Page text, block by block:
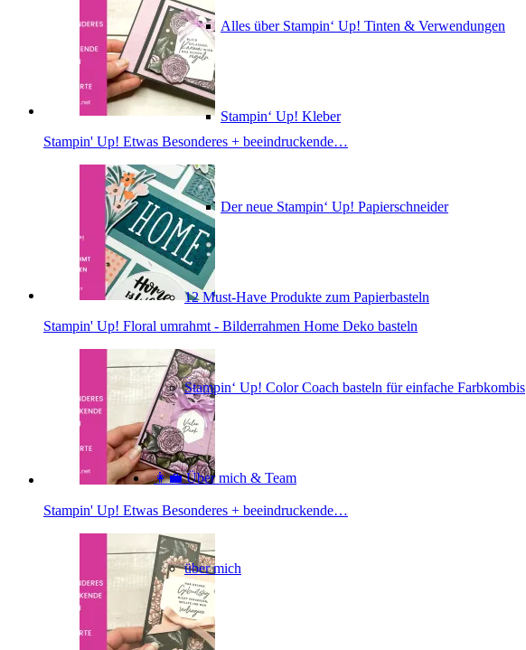
Alles über Stampin‘ Up! Tinten & Verwendungen
Stampin‘ Up! Kleber
Der neue Stampin‘ Up! Papierschneider
12 Must-Have Produkte zum Papierbasteln
Stampin‘ Up! Color Coach basteln für einfache Farbkombis
👩‍💼 Über mich & Team
über mich
Stampin' Up! Etwas Besonderes + beeindruckende…
Stampin' Up! Floral umrahmt - Bilderrahmen Home Deko basteln
Stampin' Up! Etwas Besonderes + beeindruckende…